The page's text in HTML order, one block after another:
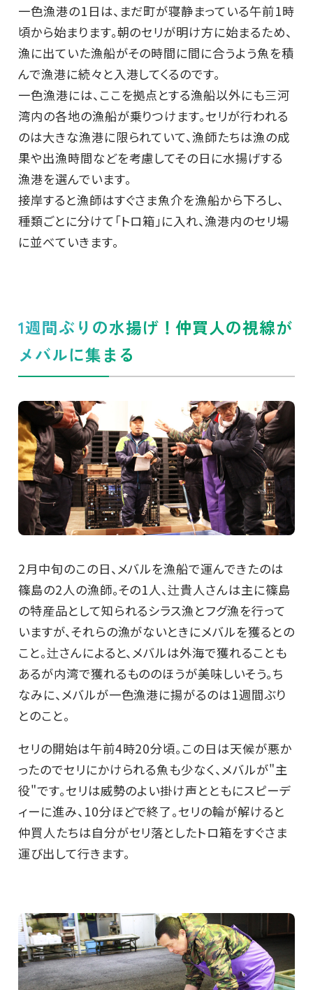
一色漁港の1日は、まだ町が寝静まっている午前1時
頃から始まります。朝のセリが明け方に始まるため、
漁に出ていた漁船がその時間に間に合うよう魚を積
んで漁港に続々と入港してくるのです。
一色漁港には、ここを拠点とする漁船以外にも三河
湾内の各地の漁船が乗りつけます。セリが行われる
のは大きな漁港に限られていて、漁師たちは漁の成
果や出漁時間などを考慮してその日に水揚げする
漁港を選んでいます。
接岸すると漁師はすぐさま魚介を漁船から下ろし、
種類ごとに分けて「トロ箱」に入れ、漁港内のセリ場
に並べていきます。
1週間ぶりの水揚げ！仲買人の視線が
メバルに集まる
2月中旬のこの日、メバルを漁船で運んできたのは
篠島の2人の漁師。その1人、辻貴人さんは主に篠島
の特産品として知られるシラス漁とフグ漁を行って
いますが、それらの漁がないときにメバルを獲るとの
こと。辻さんによると、メバルは外海で獲れることも
あるが内湾で獲れるもののほうが美味しいそう。ち
なみに、メバルが一色漁港に揚がるのは1週間ぶり
とのこと。
セリの開始は午前4時20分頃。この日は天候が悪か
ったのでセリにかけられる魚も少なく、メバルが"主
役"です。セリは威勢のよい掛け声とともにスピーデ
ィーに進み、10分ほどで終了。セリの輪が解けると
仲買人たちは自分がセリ落としたトロ箱をすぐさま
運び出して行きます。